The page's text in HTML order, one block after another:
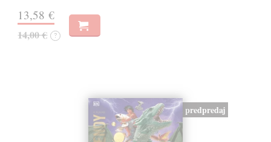
13,58 €
14,00 € ?
predpredaj